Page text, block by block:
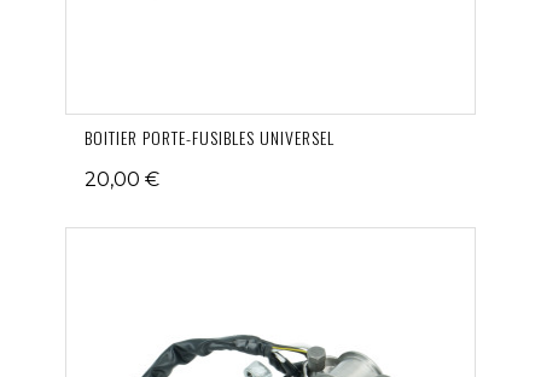
BOITIER PORTE-FUSIBLES UNIVERSEL
20,00 €